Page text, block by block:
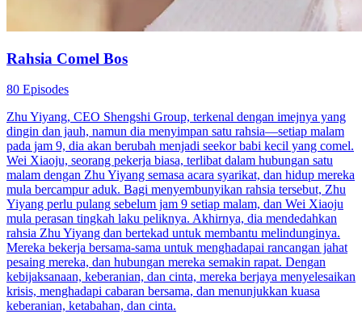
Rahsia Comel Bos
80 Episodes
Zhu Yiyang, CEO Shengshi Group, terkenal dengan imejnya yang
dingin dan jauh, namun dia menyimpan satu rahsia—setiap malam
pada jam 9, dia akan berubah menjadi seekor babi kecil yang comel.
Wei Xiaoju, seorang pekerja biasa, terlibat dalam hubungan satu
malam dengan Zhu Yiyang semasa acara syarikat, dan hidup mereka
mula bercampur aduk. Bagi menyembunyikan rahsia tersebut, Zhu
Yiyang perlu pulang sebelum jam 9 setiap malam, dan Wei Xiaoju
mula perasan tingkah laku peliknya. Akhirnya, dia mendedahkan
rahsia Zhu Yiyang dan bertekad untuk membantu melindunginya.
Mereka bekerja bersama-sama untuk menghadapai rancangan jahat
pesaing mereka, dan hubungan mereka semakin rapat. Dengan
kebijaksanaan, keberanian, dan cinta, mereka berjaya menyelesaikan
krisis, menghadapi cabaran bersama, dan menunjukkan kuasa
keberanian, ketabahan, dan cinta.